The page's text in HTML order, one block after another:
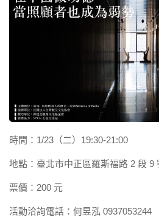
時間：1/23（二）19:30-21:00
地點：臺北市中正區羅斯福路 2 段 9
票價：200 元
活動洽詢電話：何昱泓 0937053244